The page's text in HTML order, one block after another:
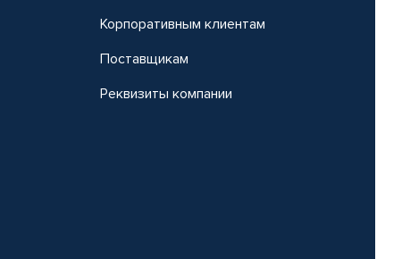
Корпоративным клиентам
Поставщикам
Реквизиты компании